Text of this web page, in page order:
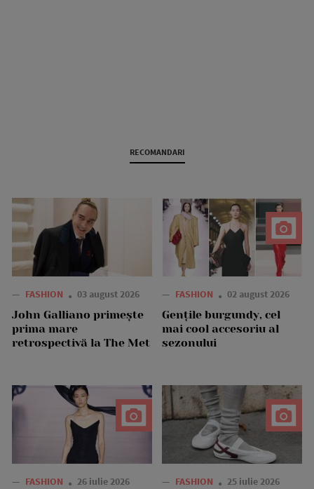
RECOMANDARI
— FASHION 03 august 2026
John Galliano primește
prima mare
retrospectivă la The Met
— FASHION 02 august 2026
Gențile burgundy, cel
mai cool accesoriu al
sezonului
— FASHION 26 iulie 2026 — FASHION 25 iulie 2026